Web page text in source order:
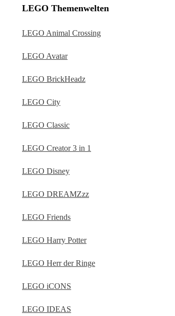
LEGO Themenwelten
LEGO Animal Crossing
LEGO Avatar
LEGO BrickHeadz
LEGO City
LEGO Classic
LEGO Creator 3 in 1
LEGO Disney
LEGO DREAMZzz
LEGO Friends
LEGO Harry Potter
LEGO Herr der Ringe
LEGO iCONS
LEGO IDEAS